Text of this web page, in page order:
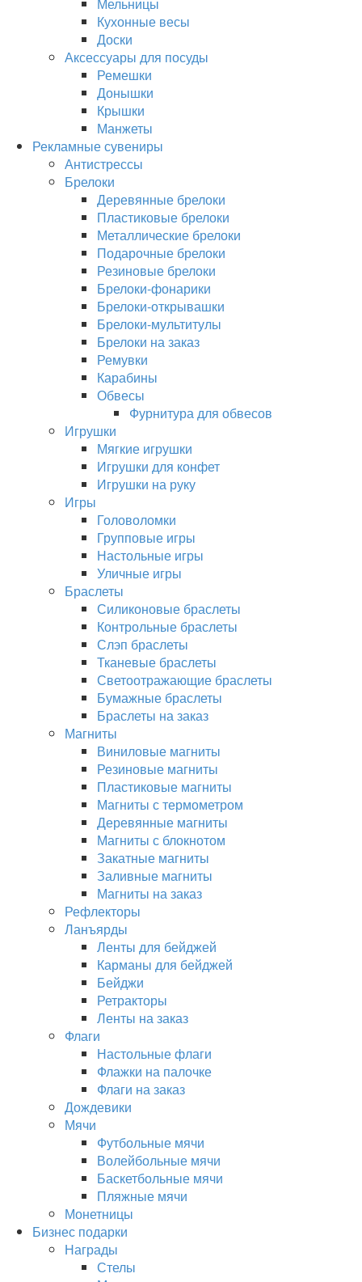
Кухонные весы
Доски
Аксессуары для посуды
Ремешки
Донышки
Крышки
Манжеты
Рекламные сувениры
Антистрессы
Брелоки
Деревянные брелоки
Пластиковые брелоки
Металлические брелоки
Подарочные брелоки
Резиновые брелоки
Брелоки-фонарики
Брелоки-открывашки
Брелоки-мультитулы
Брелоки на заказ
Ремувки
Карабины
Обвесы
Фурнитура для обвесов
Игрушки
Мягкие игрушки
Игрушки для конфет
Игрушки на руку
Игры
Головоломки
Групповые игры
Настольные игры
Уличные игры
Браслеты
Силиконовые браслеты
Контрольные браслеты
Слэп браслеты
Тканевые браслеты
Светоотражающие браслеты
Бумажные браслеты
Браслеты на заказ
Магниты
Виниловые магниты
Резиновые магниты
Пластиковые магниты
Магниты с термометром
Деревянные магниты
Магниты с блокнотом
Закатные магниты
Заливные магниты
Магниты на заказ
Рефлекторы
Ланъярды
Ленты для бейджей
Карманы для бейджей
Бейджи
Ретракторы
Ленты на заказ
Флаги
Настольные флаги
Флажки на палочке
Флаги на заказ
Дождевики
Мячи
Футбольные мячи
Волейбольные мячи
Баскетбольные мячи
Пляжные мячи
Монетницы
Бизнес подарки
Награды
Стелы